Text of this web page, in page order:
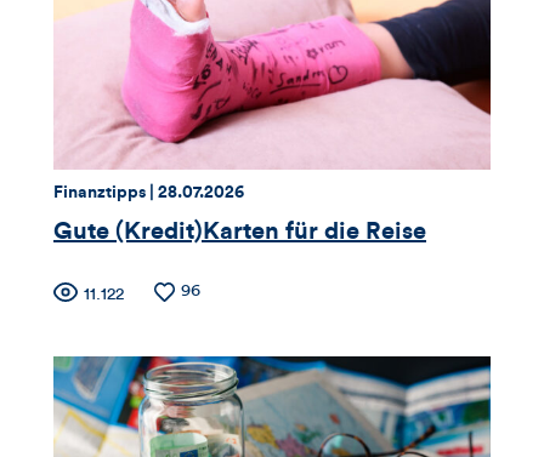
Likes
und
Kommentare
dieses
Artikels
Thema:
Finanztipps | Datum:
28.07.2026
Gute (Kredit)Karten für die Reise
Zähler
für
Views,
Anzahl11.122
Anzahl
96